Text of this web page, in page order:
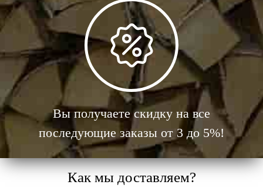
Вы получаете скидку на все
последующие заказы от 3 до 5%!
Как мы доставляем?